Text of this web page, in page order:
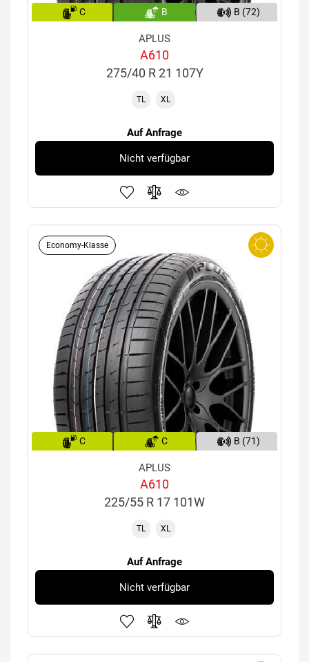
C B B (72)
APLUS
A610
275/40 R 21 107Y
TL XL
Auf Anfrage
Nicht verfügbar
Economy-Klasse
C C B (71)
APLUS
A610
225/55 R 17 101W
TL XL
Auf Anfrage
Nicht verfügbar